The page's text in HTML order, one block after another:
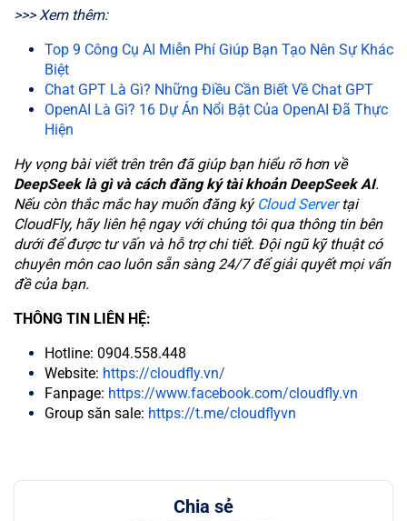
>>> Xem thêm:
Top 9 Công Cụ AI Miễn Phí Giúp Bạn Tạo Nên Sự Khác
Biệt
Chat GPT Là Gì? Những Điều Cần Biết Về Chat GPT
OpenAI Là Gì? 16 Dự Án Nổi Bật Của OpenAI Đã Thực
Hiện
Hy vọng bài viết trên trên đã giúp bạn hiểu rõ hơn về
DeepSeek là gì và cách đăng ký tài khoản DeepSeek AI.
Nếu còn thắc mắc hay muốn đăng ký Cloud Servertại
CloudFly, hãy liên hệ ngay với chúng tôi qua thông tin bên
dưới để được tư vấn và hỗ trợ chi tiết. Đội ngũ kỹ thuật có
chuyên môn cao luôn sẵn sàng 24/7 để giải quyết mọi vấn
đề của bạn.
THÔNG TIN LIÊN HỆ:
Hotline: 0904.558.448
Website: https://cloudfly.vn/
Fanpage: https://www.facebook.com/cloudfly.vn
Group săn sale: https://t.me/cloudflyvn
Chia sẻ